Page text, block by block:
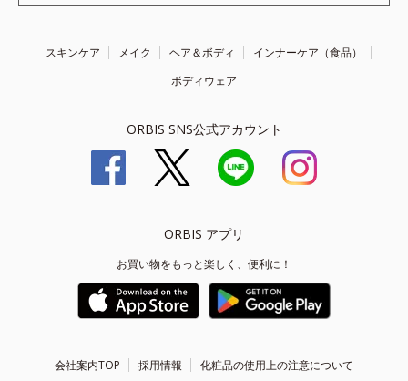
スキンケア メイク ヘア＆ボディ
インナーケア（食品）
ボディウェア
ORBIS SNS公式アカウント
ORBIS アプリ
お買い物をもっと楽しく、便利に！
会社案内TOP 採用情報 化粧品の使用上の注意について